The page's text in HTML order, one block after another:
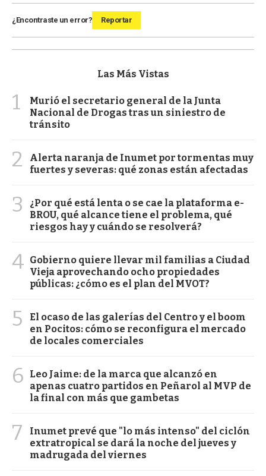
¿Encontraste un error? Reportar
Las Más Vistas
1
Murió el secretario general de la Junta
Nacional de Drogas tras un siniestro de
tránsito
2
Alerta naranja de Inumet por tormentas muy
fuertes y severas: qué zonas están afectadas
3
¿Por qué está lenta o se cae la plataforma e-
BROU, qué alcance tiene el problema, qué
riesgos hay y cuándo se resolverá?
4 Gobierno quiere llevar mil familias a Ciudad
Vieja aprovechando ocho propiedades
públicas: ¿cómo es el plan del MVOT?
5
El ocaso de las galerías del Centro y el boom
en Pocitos: cómo se reconfigura el mercado
de locales comerciales
6
Leo Jaime: de la marca que alcanzó en
apenas cuatro partidos en Peñarol al MVP de
la final con más que gambetas
7
Inumet prevé que "lo más intenso" del ciclón
extratropical se dará la noche del jueves y
madrugada del viernes